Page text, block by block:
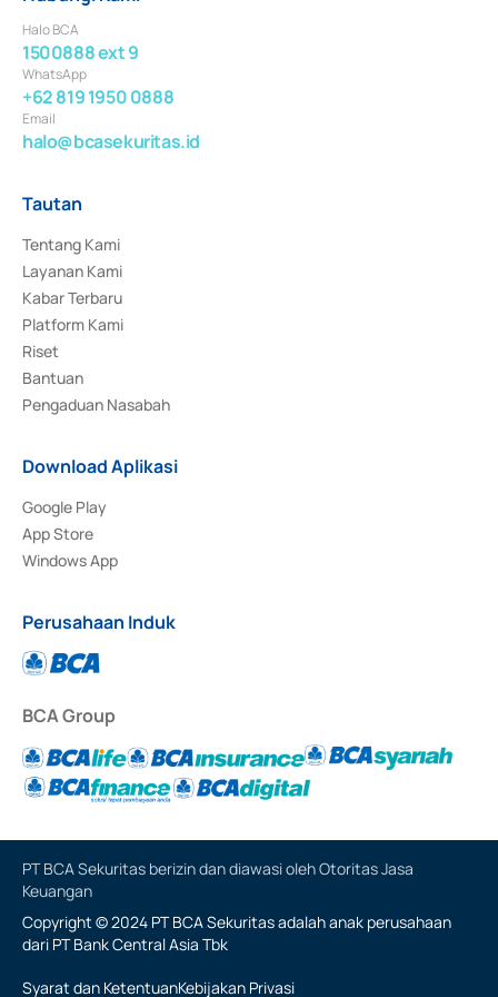
Halo BCA
1500888 ext 9
WhatsApp
+62 819 1950 0888
Email
halo@bcasekuritas.id
Tautan
Tentang Kami
Layanan Kami
Kabar Terbaru
Platform Kami
Riset
Bantuan
Pengaduan Nasabah
Download Aplikasi
Google Play
App Store
Windows App
Perusahaan Induk
BCA Group
PT BCA Sekuritas berizin dan diawasi oleh Otoritas Jasa
Keuangan
Copyright © 2024 PT BCA Sekuritas adalah anak perusahaan
dari PT Bank Central Asia Tbk
Syarat dan KetentuanKebijakan Privasi